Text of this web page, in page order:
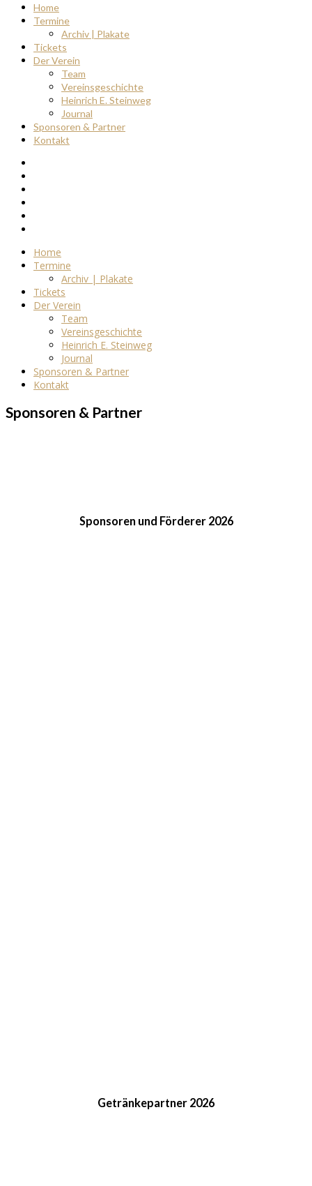
Home
Termine
Archiv | Plakate
Tickets
Der Verein
Team
Vereinsgeschichte
Heinrich E. Steinweg
Journal
Sponsoren & Partner
Kontakt
Home
Termine
Archiv | Plakate
Tickets
Der Verein
Team
Vereinsgeschichte
Heinrich E. Steinweg
Journal
Sponsoren & Partner
Kontakt
Sponsoren & Partner
Sponsoren und Förderer 2026
Getränkepartner 2026